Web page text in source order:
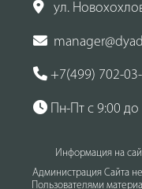
ул.
+7(499) 702-
Пн-Пт с 9:00 до
Информация на
Администрация Сайта
Пользователями